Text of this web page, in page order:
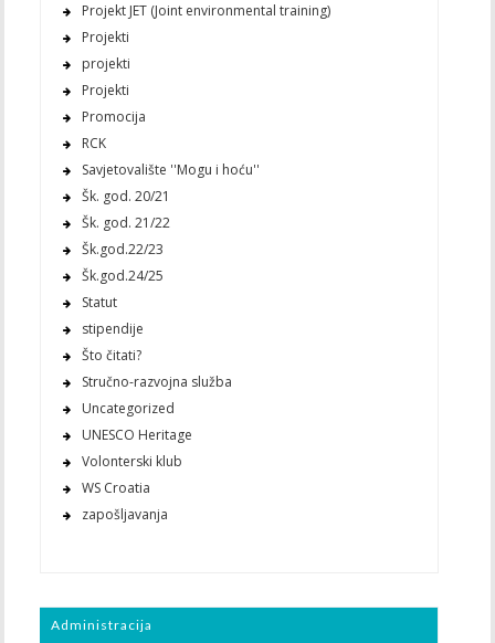
Projekt JET (Joint environmental training)
Projekti
projekti
Projekti
Promocija
RCK
Savjetovalište ''Mogu i hoću''
Šk. god. 20/21
Šk. god. 21/22
Šk.god.22/23
Šk.god.24/25
Statut
stipendije
Što čitati?
Stručno-razvojna služba
Uncategorized
UNESCO Heritage
Volonterski klub
WS Croatia
zapošljavanja
Administracija